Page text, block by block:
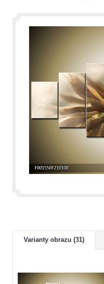
Varianty obrazu (31)